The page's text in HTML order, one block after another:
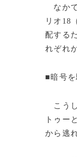
なかで
リオ18
配する
れぞれ
■暗号
こうし
トゥー
から逃